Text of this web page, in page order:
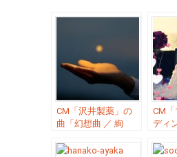
CM「沢井製薬」の
曲「幻想曲 ／ 絢
CM
ディ
チ ／